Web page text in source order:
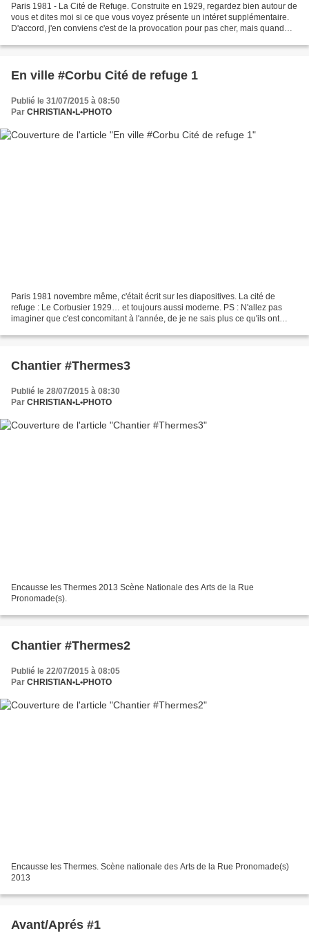
Paris 1981 - La Cité de Refuge. Construite en 1929, regardez bien autour de
vous et dites moi si ce que vous voyez présente un intéret supplémentaire.
D'accord, j'en conviens c'est de la provocation pour pas cher, mais quand
En ville #Corbu Cité de refuge 1
Publié le 31/07/2015 à 08:50
Par CHRISTIAN•L•PHOTO
Paris 1981 novembre même, c'était écrit sur les diapositives. La cité de
refuge : Le Corbusier 1929… et toujours aussi moderne. PS : N'allez pas
imaginer que c'est concomitant à l'année, de je ne sais plus ce qu'ils ont
Chantier #Thermes3
Publié le 28/07/2015 à 08:30
Par CHRISTIAN•L•PHOTO
Encausse les Thermes 2013 Scène Nationale des Arts de la Rue
Pronomade(s).
Chantier #Thermes2
Publié le 22/07/2015 à 08:05
Par CHRISTIAN•L•PHOTO
Encausse les Thermes. Scène nationale des Arts de la Rue Pronomade(s)
2013
Avant/Aprés #1